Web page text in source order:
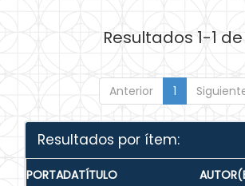
Resultados 1-1 de
Anterior 1
Resultados por ítem:
PORTADATÍTULO